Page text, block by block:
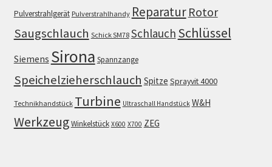
Pulverstrahlgerät Pulverstrahlhandy Reparatur Rotor
Saugschlauch Schick SM78 Schlauch Schlüssel
Siemens Sirona Spannzange
Speichelzieherschlauch Spitze Sprayvit 4000
Technikhandstück Turbine Ultraschall Handstück W&H
WerkzeugWinkelstück X600 X700 ZEG